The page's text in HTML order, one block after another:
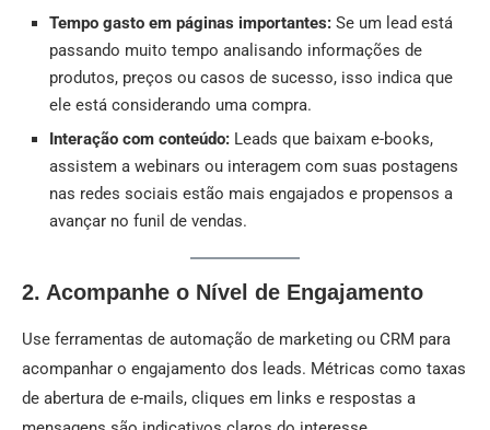
Tempo gasto em páginas importantes: Se um lead está
passando muito tempo analisando informações de
produtos, preços ou casos de sucesso, isso indica que
ele está considerando uma compra.
Interação com conteúdo: Leads que baixam e-books,
assistem a webinars ou interagem com suas postagens
nas redes sociais estão mais engajados e propensos a
avançar no funil de vendas.
2. Acompanhe o Nível de Engajamento
Use ferramentas de automação de marketing ou CRM para
acompanhar o engajamento dos leads. Métricas como taxas
de abertura de e-mails, cliques em links e respostas a